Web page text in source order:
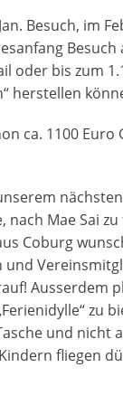
Besuch, im
oder bis zum
herstellen
ca. 1100
nach Mae Sai
Coburg
Ausserdem
zu
und nicht
fliegen